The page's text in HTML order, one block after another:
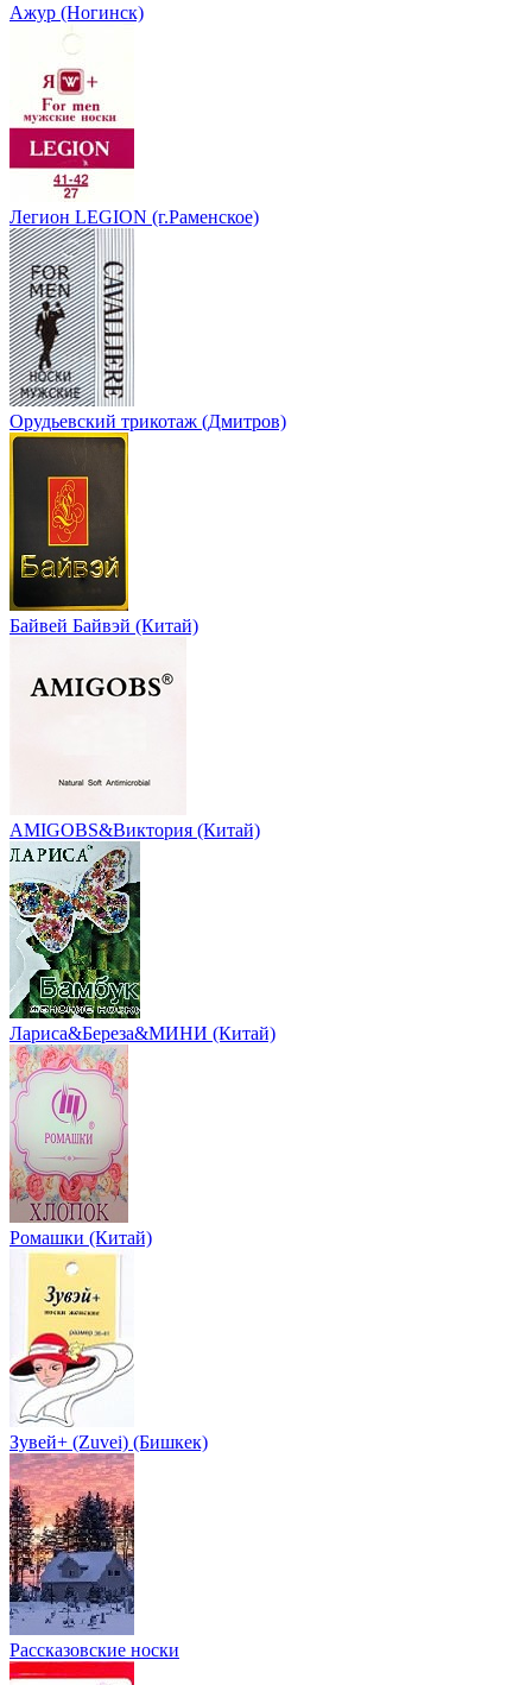
Ажур (Ногинск)
Легион LEGION (г.Раменское)
Орудьевский трикотаж (Дмитров)
Байвей Байвэй (Китай)
AMIGOBS&Виктория (Китай)
Лариса&Береза&МИНИ (Китай)
Ромашки (Китай)
Зувей+ (Zuvei) (Бишкек)
Рассказовские носки